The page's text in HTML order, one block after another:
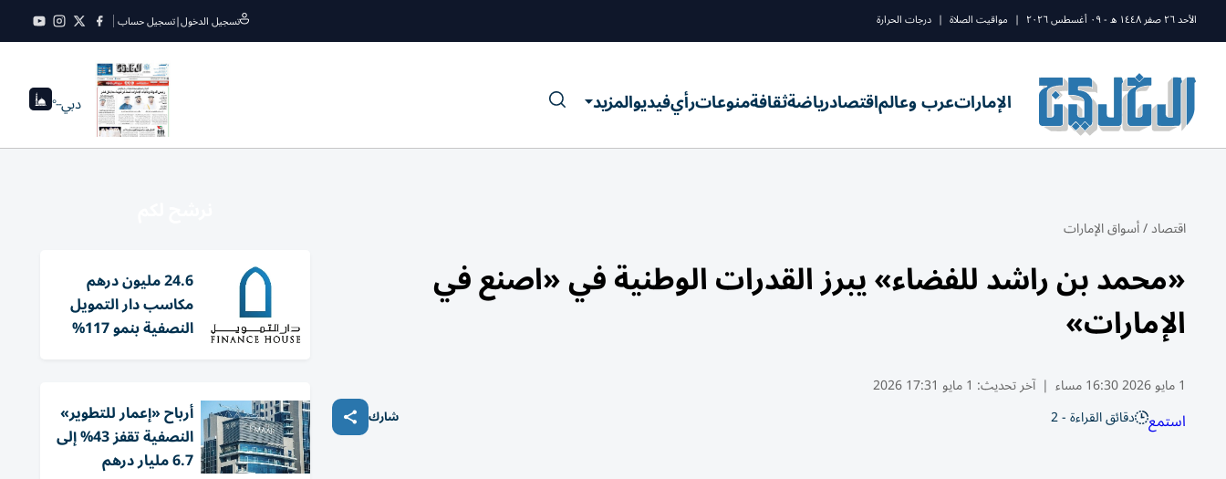
الأحد ٢٦ صفر ١٤٤٨ ه - ٠٩ أغسطس ٢٠٢٦ | مواقيت الصلاة | درجات الحرارة تسجيل الدخول|تسجيل حساب
الإماراتعرب وعالماقتصادرياضةثقافةمنوعاترأيفيديوالمزيد دبي--°
اقتصاد/أسواق الإمارات
«محمد بن راشد للفضاء» يبرز القدرات الوطنية في «اصنع في
الإمارات»
1 مايو 2026 16:30 مساء | آخر تحديث: 1 مايو 17:31 2026
استمع دقائق القراءة - 2 شارك
24.6 مليون درهم
مكاسب دار التمويل
النصفية بنمو 117%
أرباح «إعمار للتطوير»
النصفية تقفز 43% إلى
6.7 مليار درهم